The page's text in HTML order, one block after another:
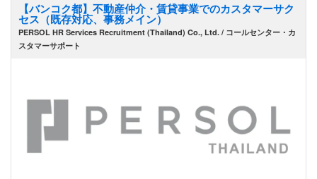
【バンコク都】不動産仲介・賃貸事業でのカスタマーサク
セス（既存対応、事務メイン）
PERSOL HR Services Recruitment (Thailand) Co., Ltd. / コールセンター・カ
スタマーサポート